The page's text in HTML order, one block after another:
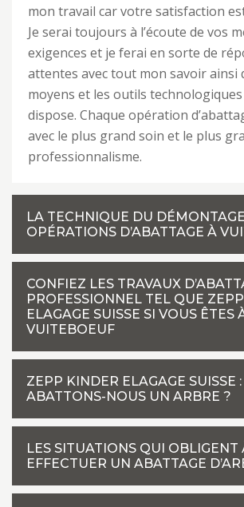
mon travail car votre satisfaction
Je serai toujours à l’écoute de vos
exigences et je ferai en sorte de
attentes avec tout mon savoir ainsi
moyens et les outils
dispose. Chaque opération
avec le plus grand soin et le plus
professionnalisme.
LA TECHNIQUE DU
OPÉRATIONS D’ABATTAGE À
CONFIEZ LES TRAVAUX
PROFESSIONNEL TEL QUE
ELAGAGE SUISSE SI VOUS ÊTES
VUITEBOEUF
ZEPP KINDER ELAGAGE SUISSE
ABATTONS-NOUS UN ARBRE ?
LES SITUATIONS QUI OBLIGENT
EFFECTUER UN ABATTAGE